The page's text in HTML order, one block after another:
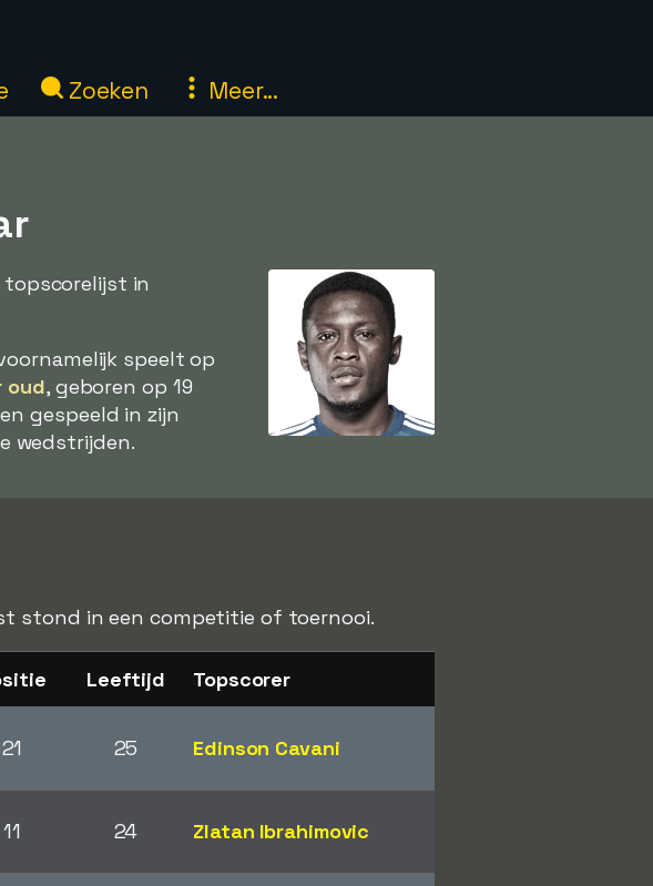
Zoeken Meer...
topscorelijst in
speelt op
oud, geboren op 19
gespeeld in zijn
wedstrijden.
stond in een competitie of toernooi.
Leeftijd Topscorer
21 25 Edinson Cavani
11 24 Zlatan Ibrahimovic